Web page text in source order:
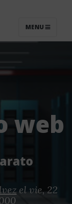
MENU
web
el vie, 22